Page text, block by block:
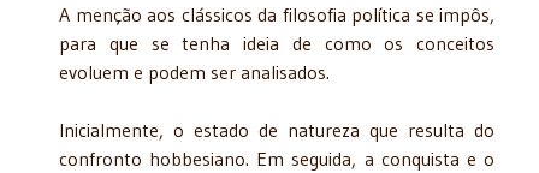
A menção aos clássicos da filosofia política se impôs,
para que se tenha ideia de como os conceitos
evoluem e podem ser analisados.
Inicialmente, o estado de natureza que resulta do
confronto hobbesiano. Em seguida, a conquista e o